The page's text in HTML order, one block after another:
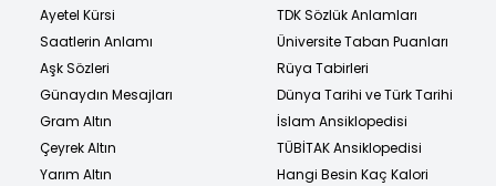
Ayetel Kürsi
Saatlerin Anlamı
Aşk Sözleri
Günaydın Mesajları
Gram Altın
Çeyrek Altın
Yarım Altın
TDK Sözlük Anlamları
Üniversite Taban Puanları
Rüya Tabirleri
Dünya Tarihi ve Türk Tarihi
İslam Ansiklopedisi
TÜBİTAK Ansiklopedisi
Hangi Besin Kaç Kalori